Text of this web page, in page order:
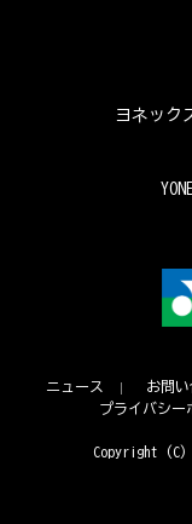
ヨネック
ニュース お問
プライバシー
Copyright (C)